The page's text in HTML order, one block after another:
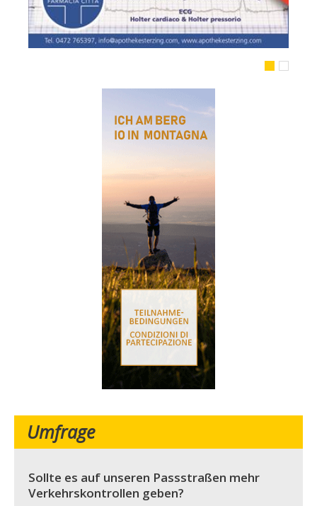
Umfrage
Sollte es auf unseren Passstraßen mehr
Verkehrskontrollen geben?